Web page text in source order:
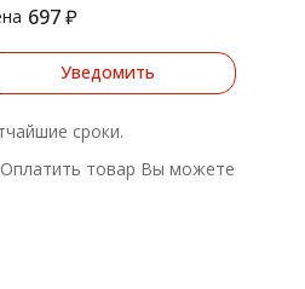
697 ₽
Уведомить
сроки.
товар Вы можете